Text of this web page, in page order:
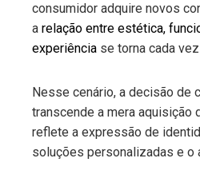
consumidor adquire novos
a relação entre estética,
experiência se torna cada
Nesse cenário, a decisão de
transcende a mera aquisição
reflete a expressão de
soluções personalizadas e o